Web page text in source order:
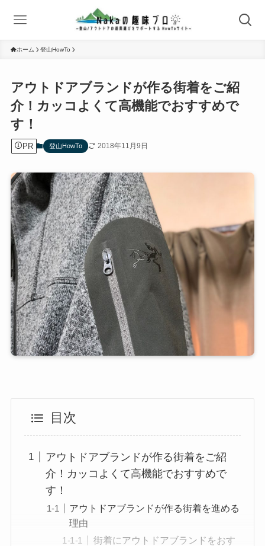
ホーム 登山HowTo
アウトドアブランドが作る街着をご紹
介！カッコよくて高機能でおすすめで
す！
PR 登山HowTo 2018年11月9日
目次
アウトドアブランドが作る街着をご紹
介！カッコよくて高機能でおすすめで
す！
アウトドアブランドが作る街着を進める
理由
街着にアウトドアブランドをおす